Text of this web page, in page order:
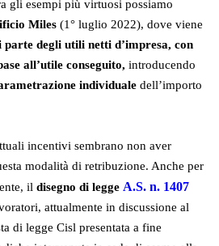
gli esempi più virtuosi possiamo
Miles(1° luglio 2022), dove viene
parte degli utili netti d’impresa, con
all’utile conseguito, introducendo
individuale dell’importo
incentivi sembrano non aver
modalità di retribuzione. Anche per
ildisegno di legge A.S. n. 1407
attualmente in discussione al
di legge Cisl presentata a fine